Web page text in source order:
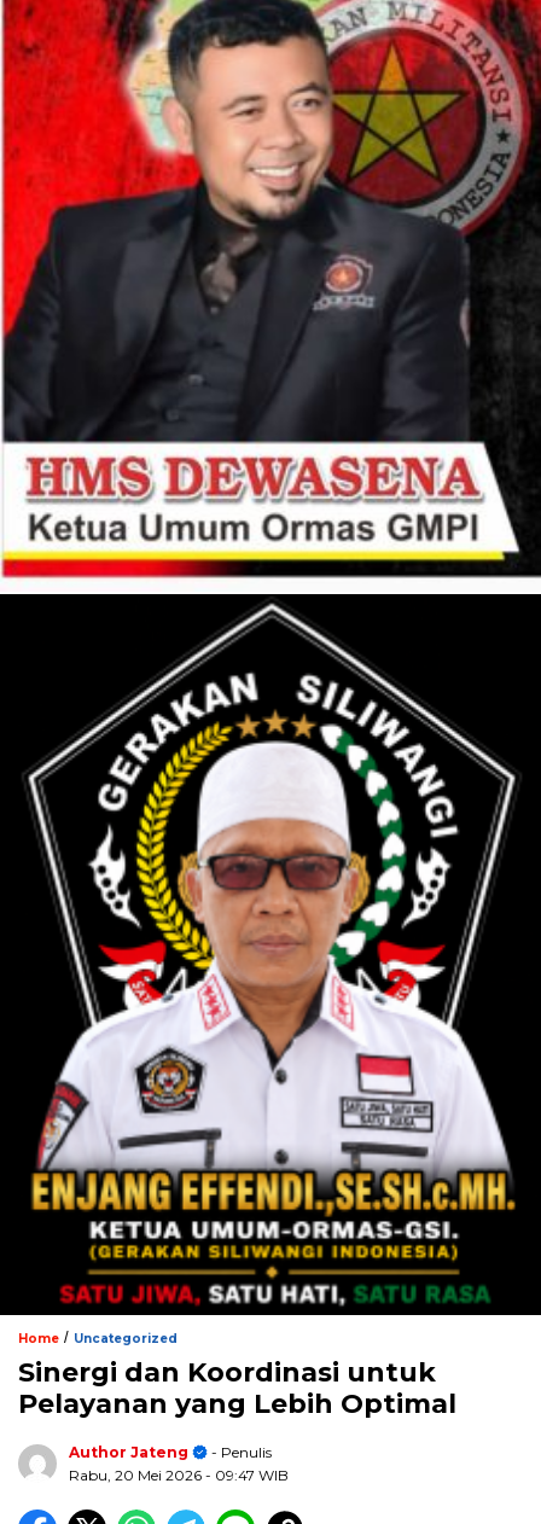
Home / Uncategorized
Sinergi dan Koordinasi untuk
Pelayanan yang Lebih Optimal
Author Jateng
- Penulis
Rabu, 20 Mei 2026 - 09:47 WIB